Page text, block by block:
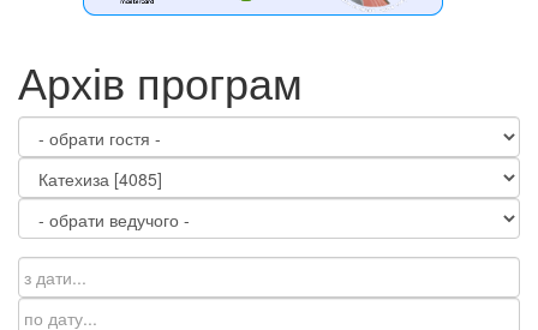
Архів програм